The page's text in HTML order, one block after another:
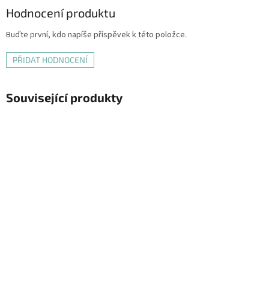
Hodnocení produktu
Buďte první, kdo napíše příspěvek k této položce.
PŘIDAT HODNOCENÍ
Související produkty